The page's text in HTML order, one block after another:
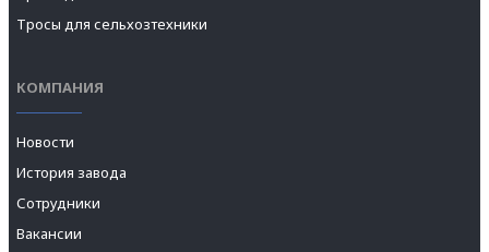
Тросы для сельхозтехники
КОМПАНИЯ
Новости
История завода
Сотрудники
Вакансии